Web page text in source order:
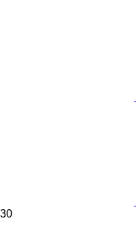
30